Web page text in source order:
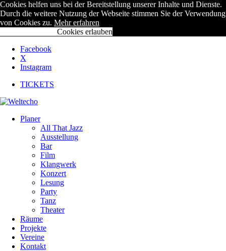
Cookies helfen uns bei der Bereitstellung unserer Inhalte und Dienste.
Durch die weitere Nutzung der Webseite stimmen Sie der Verwendung
von Cookies zu. Mehr erfahren
Cookies erlauben
Facebook
X
Instagram
TICKETS
Planer
All That Jazz
Ausstellung
Bar
Film
Klangwerk
Konzert
Lesung
Party
Tanz
Theater
Räume
Projekte
Vereine
Kontakt